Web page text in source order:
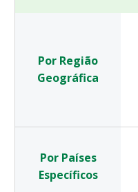
Por Região
Geográfica
Por Países
Específicos